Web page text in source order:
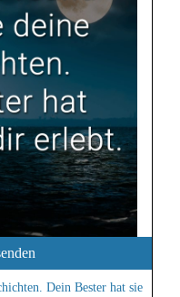
Dein Bester hat sie